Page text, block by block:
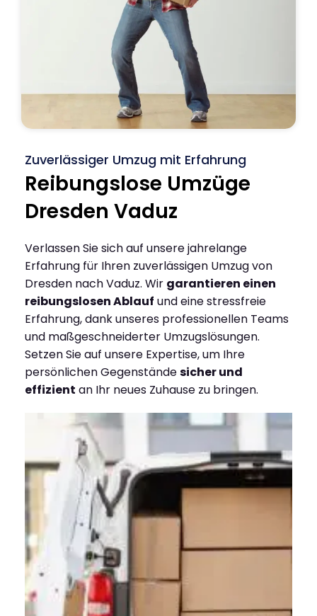
Zuverlässiger Umzug mit Erfahrung
Reibungslose Umzüge
Dresden Vaduz
Verlassen Sie sich auf unsere jahrelange
Erfahrung für Ihren zuverlässigen Umzug von
Dresden nach Vaduz. Wir garantieren einen
reibungslosen Ablauf und eine stressfreie
Erfahrung, dank unseres professionellen Teams
und maßgeschneiderter Umzugslösungen.
Setzen Sie auf unsere Expertise, um Ihre
persönlichen Gegenständesicher und
effizient an Ihr neues Zuhause zu bringen.